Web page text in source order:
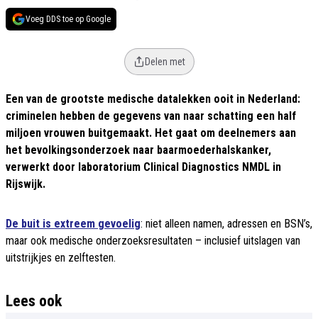
Voeg DDS toe op Google
Delen met
Een van de grootste medische datalekken ooit in Nederland:
criminelen hebben de gegevens van naar schatting een half
miljoen vrouwen buitgemaakt. Het gaat om deelnemers aan
het bevolkingsonderzoek naar baarmoederhalskanker,
verwerkt door laboratorium Clinical Diagnostics NMDL in
Rijswijk.
De buit is extreem gevoelig: niet alleen namen, adressen en BSN’s,
maar ook medische onderzoeksresultaten – inclusief uitslagen van
uitstrijkjes en zelftesten.
Lees ook